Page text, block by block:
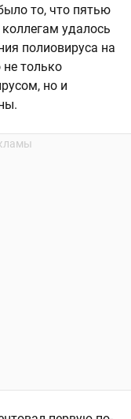
то, что пятью
удалось
полиовируса на
не только
но и